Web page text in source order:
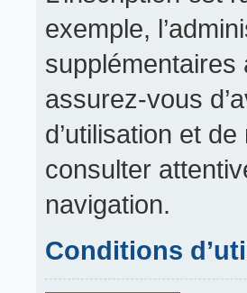
exemple,
supplémentaires
assurez-vous
d’utilisation et
consulter
navigation.
Conditions